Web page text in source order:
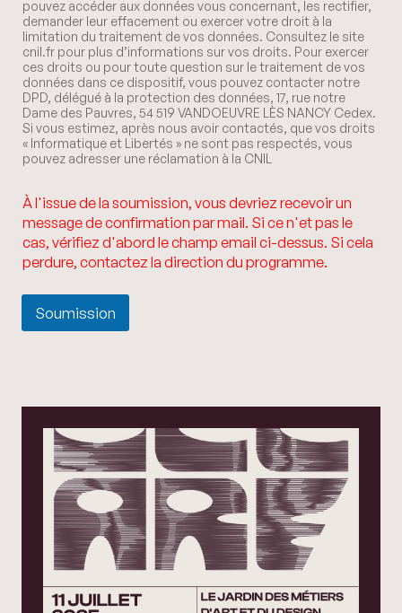
pouvez accéder aux données vous concernant, les rectifier,
demander leur effacement ou exercer votre droit à la
limitation du traitement de vos données. Consultez le site
cnil.fr pour plus d’informations sur vos droits. Pour exercer
ces droits ou pour toute question sur le traitement de vos
données dans ce dispositif, vous pouvez contacter notre
DPD, délégué à la protection des données, 17, rue notre
Dame des Pauvres, 54 519 VANDOEUVRE LÈS NANCY Cedex.
Si vous estimez, après nous avoir contactés, que vos droits
« Informatique et Libertés » ne sont pas respectés, vous
pouvez adresser une réclamation à la CNIL
À l'issue de la soumission, vous devriez recevoir un
message de confirmation par mail. Si ce n'et pas le
cas, vérifiez d'abord le champ email ci-dessus. Si cela
perdure, contactez la direction du programme.
Soumission